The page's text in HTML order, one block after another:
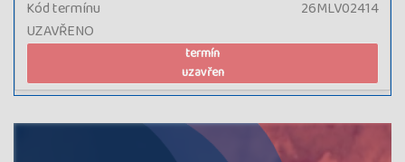
UZAVŘENO
Kód termínu 26MLV02414
termín
uzavřen